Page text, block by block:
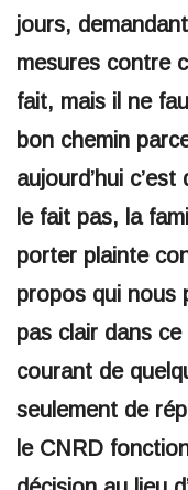
jours,
mesures contre
fait, mais il ne
bon chemin
aujourd’hui
le fait pas, la
porter plainte
propos qui nous
pas clair dans ce
courant de
seulement de
le CNRD